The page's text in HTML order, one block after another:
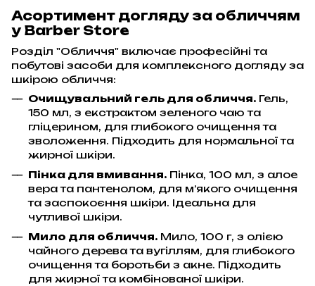
Асортимент догляду за обличчям
у Barber Store
Розділ "Обличчя" включає професійні та
побутові засоби для комплексного догляду за
шкірою обличчя:
Очищувальний гель для обличчя. Гель,
150 мл, з екстрактом зеленого чаю та
гліцерином, для глибокого очищення та
зволоження. Підходить для нормальної та
жирної шкіри.
Пінка для вмивання. Пінка, 100 мл, з алое
вера та пантенолом, для м’якого очищення
та заспокоєння шкіри. Ідеальна для
чутливої шкіри.
Мило для обличчя. Мило, 100 г, з олією
чайного дерева та вугіллям, для глибокого
очищення та боротьби з акне. Підходить
для жирної та комбінованої шкіри.